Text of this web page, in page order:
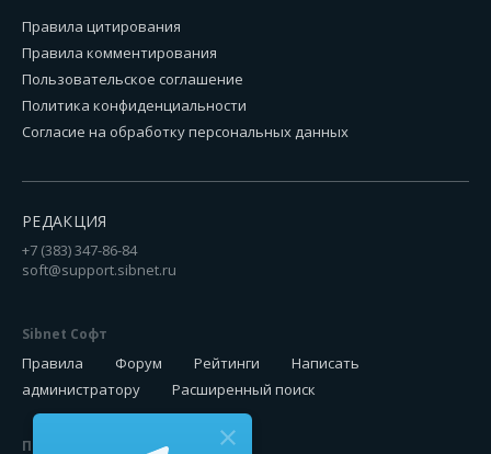
Правила цитирования
Правила комментирования
Пользовательское соглашение
Политика конфиденциальности
Согласие на обработку персональных данных
РЕДАКЦИЯ
+7 (383) 347-86-84
soft@support.sibnet.ru
Sibnet Софт
Правила Форум Рейтинги
Написать
администратору
Расширенный поиск
Подписаться на новинки